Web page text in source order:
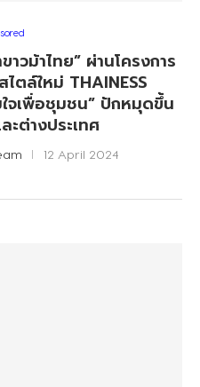
วม้าไทย” ผ่านโครงการ
ตล์ใหม่ THAINESS
จเพื่อชุมชน” ปักหมุดขึ้น
ะต่างประเทศ
12 April 2024